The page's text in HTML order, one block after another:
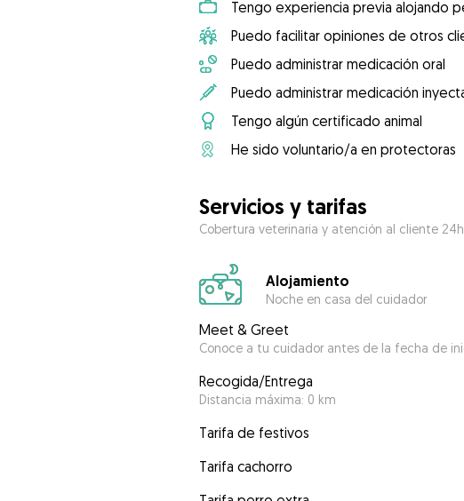
Tengo experiencia previa alojando
Puedo facilitar opiniones de otros
Puedo administrar medicación oral
Puedo administrar medicación
Tengo algún certificado animal
He sido voluntario/a en protectoras
Servicios y tarifas
Cobertura veterinaria y atención al cliente
Alojamiento
Noche en casa del cuidador
Meet & Greet
Conoce a tu cuidador antes de la fecha de
Recogida/Entrega
Distancia máxima: 0 km
Tarifa de festivos
Tarifa cachorro